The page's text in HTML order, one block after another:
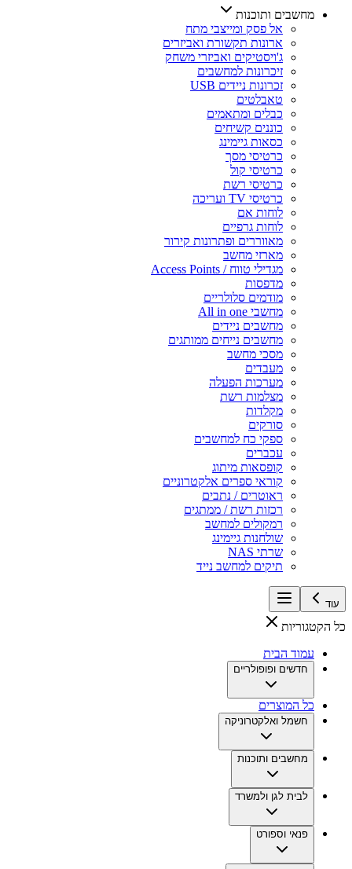
מחשבים ותוכנות
אל פסק ומייצבי מתח
ארונות תקשורת ואביזרים
ג'ויסטיקים ואביזרי משחק
זיכרונות למחשבים
זכרונות ניידים USB
טאבלטים
כבלים ומתאמים
כוננים קשיחים
כסאות גיימינג
כרטיסי מסך
כרטיסי קול
כרטיסי רשת
כרטיסי TV ועריכה
לוחות אם
לוחות גרפיים
מאווררים ופתרונות קירור
מארזי מחשב
מגדילי טווח / Access Points
מדפסות
מודמים סלולריים
מחשבי All in one
מחשבים ניידים
מחשבים נייחים ממותגים
מסכי מחשב
מעבדים
מערכות הפעלה
מצלמות רשת
מקלדות
סורקים
ספקי כח למחשבים
עכברים
קופסאות מיתוג
קוראי ספרים אלקטרוניים
ראוטרים / נתבים
רכזות רשת / ממתגים
רמקולים למחשב
שולחנות גיימינג
שרתי NAS
תיקים למחשב נייד
עוד
כל הקטגוריות
עמוד הבית
חדשים ופופולריים
כל המוצרים
חשמל ואלקטרוניקה
מחשבים ותוכנות
לבית לגן ולמשרד
פנאי וספורט